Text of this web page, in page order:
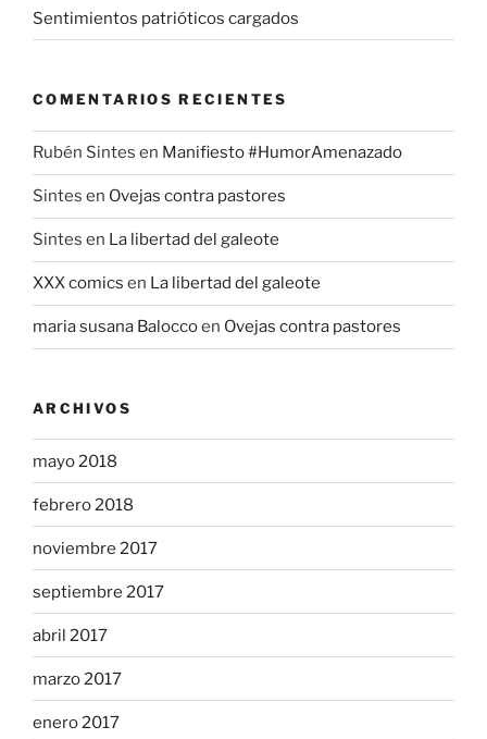
Sentimientos patrióticos cargados
COMENTARIOS RECIENTES
Rubén Sintes en Manifiesto #HumorAmenazado
Sintes en Ovejas contra pastores
Sintes en La libertad del galeote
XXX comics en La libertad del galeote
maria susana Baloccoen Ovejas contra pastores
ARCHIVOS
mayo 2018
febrero 2018
noviembre 2017
septiembre 2017
abril 2017
marzo 2017
enero 2017